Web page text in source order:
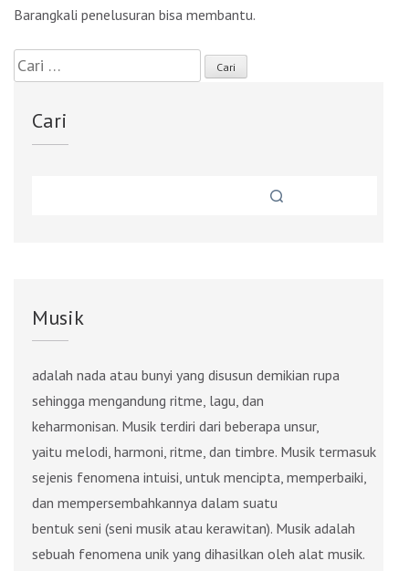
Barangkali penelusuran bisa membantu.
Cari
untuk:
Cari
Musik
adalah nada atau bunyi yang disusun demikian rupa
sehingga mengandung ritme, lagu, dan
keharmonisan. Musik terdiri dari beberapa unsur,
yaitu melodi, harmoni, ritme, dan timbre. Musik termasuk
sejenis fenomena intuisi, untuk mencipta, memperbaiki,
dan mempersembahkannya dalam suatu
bentuk seni (seni musik atau kerawitan). Musik adalah
sebuah fenomena unik yang dihasilkan oleh alat musik.